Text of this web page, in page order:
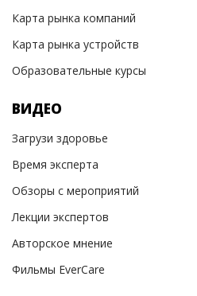
Карта рынка компаний
Карта рынка устройств
Образовательные курсы
ВИДЕО
Загрузи здоровье
Время эксперта
Обзоры с мероприятий
Лекции экспертов
Авторское мнение
Фильмы EverCare